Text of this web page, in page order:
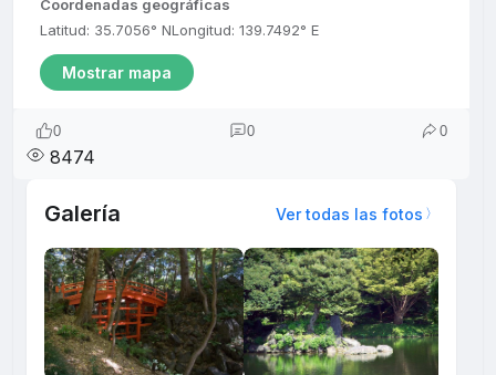
Coordenadas geográficas
Latitud: 35.7056° NLongitud: 139.7492° E
Mostrar mapa
0 0 0
8474
Galería Ver todas las fotos